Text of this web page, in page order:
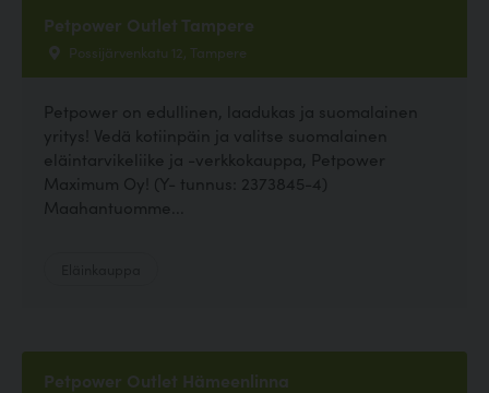
Petpower Outlet Tampere
Possijärvenkatu 12, Tampere
Petpower on edullinen, laadukas ja suomalainen
yritys! Vedä kotiinpäin ja valitse suomalainen
eläintarvikeliike ja -verkkokauppa, Petpower
Maximum Oy! (Y- tunnus: 2373845-4)
Maahantuomme...
Petpower Outlet Hämeenlinna